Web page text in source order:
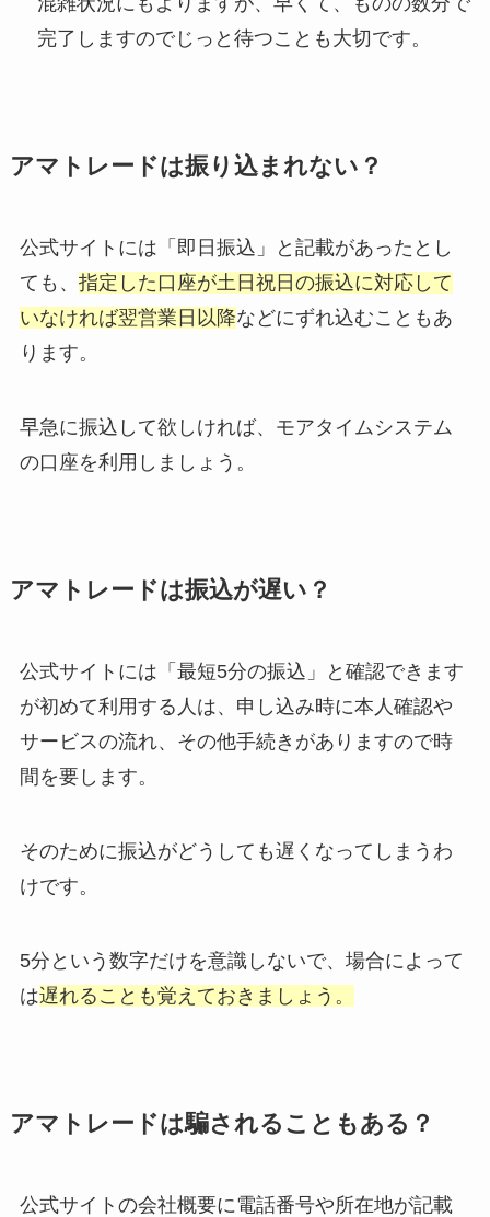
完了しますのでじっと待つことも大切です。
アマトレードは振り込まれない？
公式サイトには「即日振込」と記載があったとし
ても、 指定した口座が土日祝日の振込に対応して
いなければ翌営業日以降などにずれ込むこともあ
ります。
早急に振込して欲しければ、モアタイムシステム
の口座を利用しましょう。
アマトレードは振込が遅い？
公式サイトには「最短5分の振込」と確認できます
が初めて利用する人は、申し込み時に本人確認や
サービスの流れ、その他手続きがありますので時
間を要します。
そのために振込がどうしても遅くなってしまうわ
けです。
5分という数字だけを意識しないで、場合によって
は遅れることも覚えておきましょう。
アマトレードは騙されることもある？
公式サイトの会社概要に電話番号や所在地が記載